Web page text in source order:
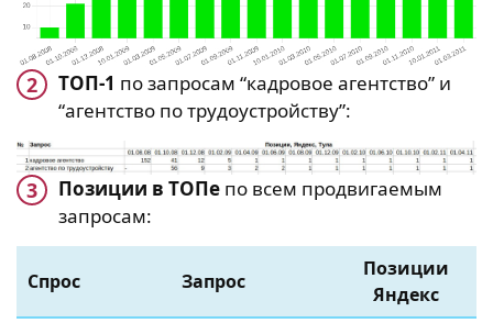
ТОП-1 по запросам “кадровое агентство” и
“агентство по трудоустройству”:
Позиции в ТОПе по всем продвигаемым
запросам:
Спрос Запрос
Позиции
Яндекс